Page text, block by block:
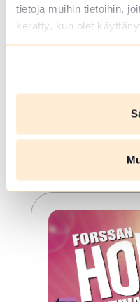
tietoja muihin tietoihin,
kerätty, kun olet
Forssa
PERINTEINEN
ELOKUUSSA
7.-8.8.2026.
kasvanut
Lue lisää